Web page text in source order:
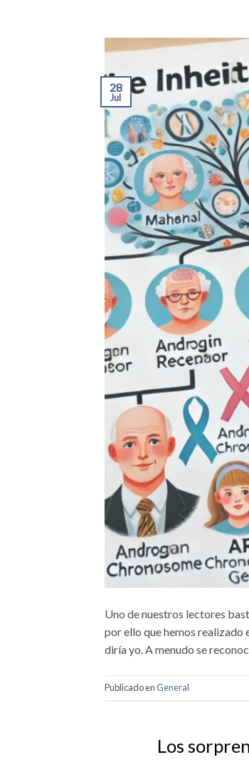
28
Jul
Uno de nuestros lectores
por ello que hemos realizado
diría yo. A menudo se
Publicado enGeneral
Los